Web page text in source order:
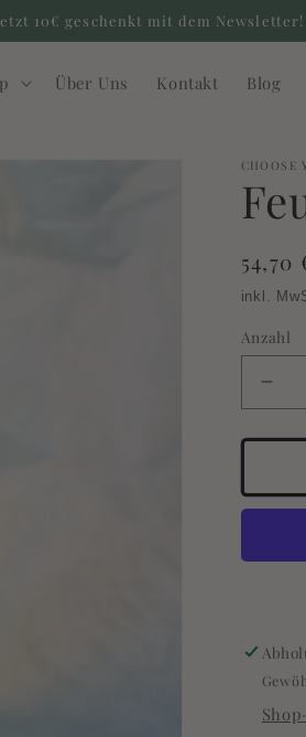
10€ geschenkt mit dem
Über Uns Kontakt Blog
CHOOSE
Preis
54,70
inkl.
Anzahl